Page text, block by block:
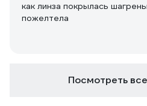
как линза покрылась
пожелтела
Посмотреть